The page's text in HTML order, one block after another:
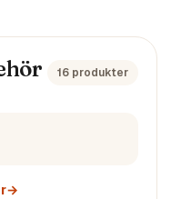
16 produkter
→